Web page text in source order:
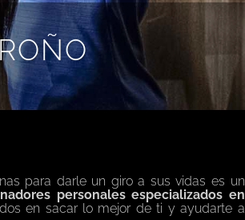
para darle un giro a sus vidas es un
personales especializados en
en sacar lo mejor de ti y ayudarte a